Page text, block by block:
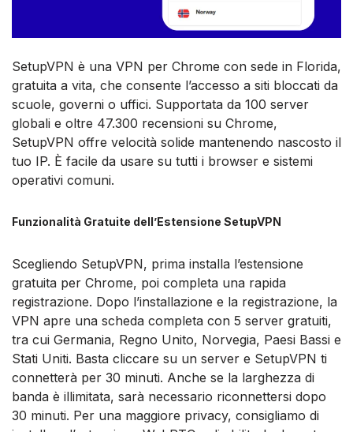
SetupVPN è una VPN per Chrome con sede in Florida,
gratuita a vita, che consente l’accesso a siti bloccati da
scuole, governi o uffici. Supportata da 100 server
globali e oltre 47.300 recensioni su Chrome,
SetupVPN offre velocità solide mantenendo nascosto il
tuo IP. È facile da usare su tutti i browser e sistemi
operativi comuni.
Funzionalità Gratuite dell’Estensione SetupVPN
Scegliendo SetupVPN, prima installa l’estensione
gratuita per Chrome, poi completa una rapida
registrazione. Dopo l’installazione e la registrazione, la
VPN apre una scheda completa con 5 server gratuiti,
tra cui Germania, Regno Unito, Norvegia, Paesi Bassi e
Stati Uniti. Basta cliccare su un server e SetupVPN ti
connetterà per 30 minuti. Anche se la larghezza di
banda è illimitata, sarà necessario riconnettersi dopo
30 minuti. Per una maggiore privacy, consigliamo di